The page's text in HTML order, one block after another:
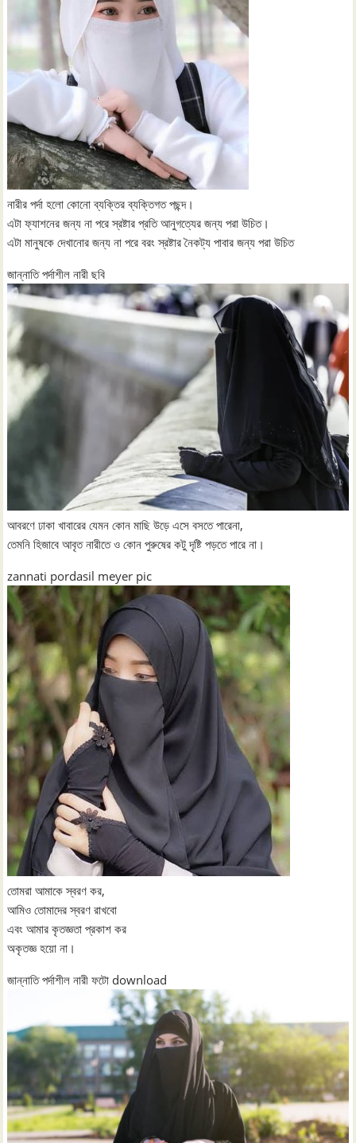
নারীর পর্দা হলো কোনো ব্যক্তির ব্যক্তিগত পছন্দ।
এটা ফ্যাশনের জন্য না পরে স্রষ্টার প্রতি আনুগত্যের জন্য পরা উচিত।
এটা মানুষকে দেখানোর জন্য না পরে বরং স্রষ্টার নৈকট্য পাবার জন্য পরা উচিত
জান্নাতি পর্দাশীল নারী ছবি
আবরণে ঢাকা খাবারের যেমন কোন মাছি উড়ে এসে বসতে পারেনা,
তেমনি হিজাবে আবৃত নারীতে ও কোন পুরুষের কটু দৃষ্টি পড়তে পারে না।
zannati pordasil meyer pic
তোমরা আমাকে স্বরণ কর,
আমিও তোমাদের স্বরণ রাখবো
এবং আমার কৃতজ্ঞতা প্রকাশ কর
অকৃতজ্ঞ হয়ো না।
জান্নাতি পর্দাশীল নারী ফটো download